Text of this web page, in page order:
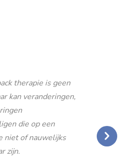
therapie is geen
kan veranderingen,
die op een
niet of nauwelijks
zijn.